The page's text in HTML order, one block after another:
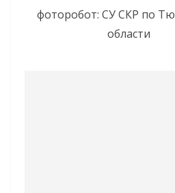
фоторобот: СУ СКР по
области